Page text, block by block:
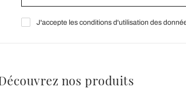
J'accepte les conditions d'utilisation des
nos produits